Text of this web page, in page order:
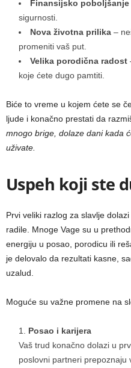
Finansijsko poboljšanje
sigurnosti.
Nova životna prilika –
promeniti vaš put.
Velika porodična radost
koje ćete dugo pamtiti.
Biće to vreme u kojem ćete se
ljude i konačno prestati da
mnogo brige, dolaze dani kada
uživate.
Uspeh koji ste
Prvi veliki razlog za slavlje
radile. Mnoge Vage su u
energiju u posao, porodicu ili
je delovalo da rezultati kasne,
uzalud.
Moguće su važne promene na
Posao i karijera
Vaš trud konačno dolazi u
poslovni partneri prepoznaju